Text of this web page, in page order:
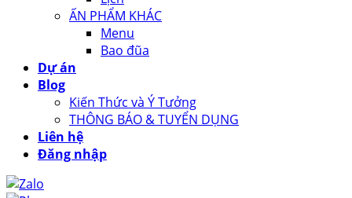
ẤN PHẨM KHÁC
Menu
Bao đũa
Dự án
Blog
Kiến Thức và Ý Tưởng
THÔNG BÁO & TUYỂN DỤNG
Liên hệ
Đăng nhập